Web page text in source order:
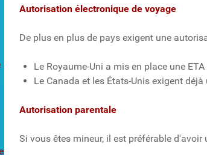
Autorisation électronique de voyage
De plus en plus de pays exigent une
Le Royaume-Uni a mis en place une
Le Canada et les États-Unis exigent
Autorisation parentale
Si vous êtes mineur, il est préférable